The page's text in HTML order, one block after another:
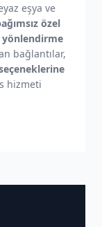
eşya ve
özel
bağlantılar,
hizmeti